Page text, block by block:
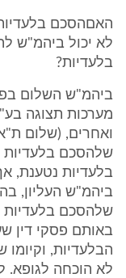
האםהסכם
לא יכול ביהמ"ש
בלעדיות?
מערכות תצוגה
ואחרים, (שלום
שלהסכם בלעדיות
בלעדיות נטענת,
ביהמ"ש העליון,
שלהסכם בלעדיות
באותם פסקי דין
הבלעדיות,
לא הוכחה לגופא.